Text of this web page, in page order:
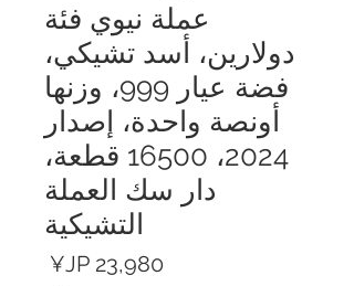
عملة نيوي فئة
دولارين، أسد تشيكي،
فضة عيار 999، وزنها
أونصة واحدة، إصدار
2024، 16500 قطعة،
دار سك العملة
التشيكية